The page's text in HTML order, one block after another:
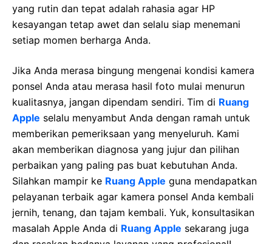
yang rutin dan tepat adalah rahasia agar HP
kesayangan tetap awet dan selalu siap menemani
setiap momen berharga Anda.
Jika Anda merasa bingung mengenai kondisi kamera
ponsel Anda atau merasa hasil foto mulai menurun
kualitasnya, jangan dipendam sendiri. Tim di Ruang
Apple selalu menyambut Anda dengan ramah untuk
memberikan pemeriksaan yang menyeluruh. Kami
akan memberikan diagnosa yang jujur dan pilihan
perbaikan yang paling pas buat kebutuhan Anda.
Silahkan mampir ke Ruang Apple guna mendapatkan
pelayanan terbaik agar kamera ponsel Anda kembali
jernih, tenang, dan tajam kembali. Yuk, konsultasikan
masalah Apple Anda di Ruang Apple sekarang juga